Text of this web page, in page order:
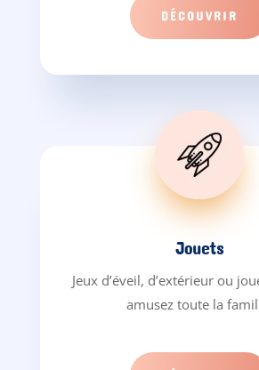
DÉCOUVRIR
Jouets
Jeux d’éveil, d’extérieur ou
amusez toute la